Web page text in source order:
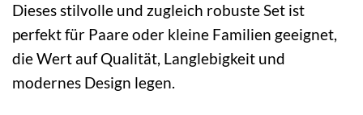
Dieses stilvolle und zugleich robuste Set ist
perfekt für Paare oder kleine Familien geeignet,
die Wert auf Qualität, Langlebigkeit und
modernes Design legen.